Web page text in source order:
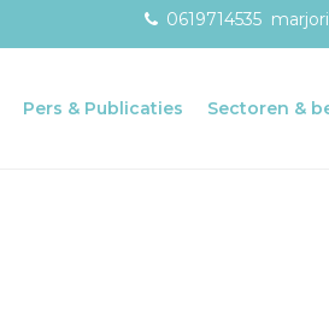
0619714535
Pers & Publicaties Sectoren &